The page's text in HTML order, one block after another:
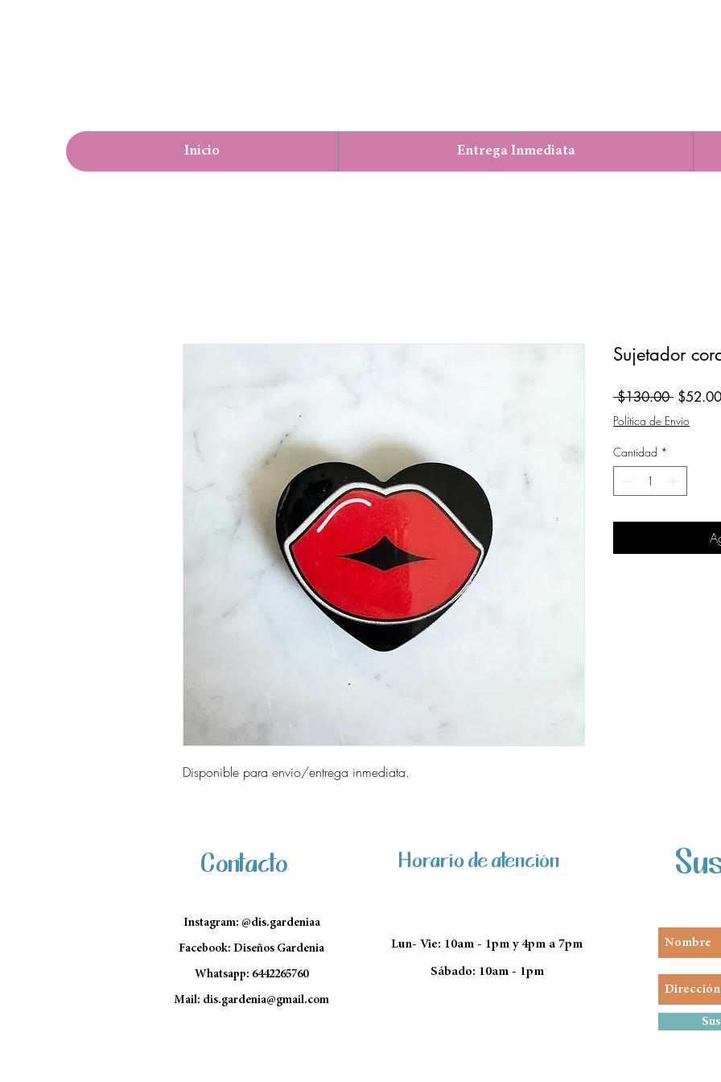
Inicio Entrega Inmediata
Disponible para envio/entrega inmediata.
Sujetador
$130.00 Precio
$52.00
Política de Envio
Cantidad *
Contacto
Instagram: @dis.gardeniaa
Facebook: Diseños Gardenia
Whatsapp: 6442265760
Mail: dis.gardenia@gmail.com
Horario de atención
Lun- Vie: 10am - 1pm y 4pm a 7pm
Sábado: 10am - 1pm